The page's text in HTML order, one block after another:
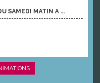
SAMEDI MATIN A ...